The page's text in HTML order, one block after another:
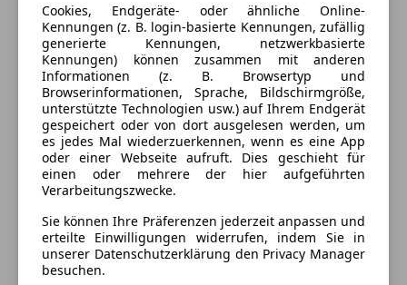
Einparkhilfe Sensoren hinten
Einparkhilfe Sensoren vorne
Elektrische Fensterheber
Elektrische Seitenspiegel
Elektrische Sitze
Klimaautomatik
Lederausstattung
Massagesitze
Multifunktionslenkrad
Sitzbelüftung
Sitzheizung
Standheizung
Farbe und Innenausstattung
Außenfarbe
Grau
Farbe laut Hersteller
Bmw individual
dravitgrau
Lackierung
Metallic
Farbe der
Innenausstattung
Schwarz
Innenausstattung Vollleder
Cookies, Endgeräte- oder ähnliche Online-
Kennungen (z. B. login-basierte Kennungen, zufällig
generierte Kennungen, netzwerkbasierte
Kennungen) können zusammen mit anderen
Informationen (z. B. Browsertyp und
Browserinformationen, Sprache, Bildschirmgröße,
unterstützte Technologien usw.) auf Ihrem Endgerät
gespeichert oder von dort ausgelesen werden, um
es jedes Mal wiederzuerkennen, wenn es eine App
oder einer Webseite aufruft. Dies geschieht für
einen oder mehrere der hier aufgeführten
Verarbeitungszwecke.
Sie können Ihre Präferenzen jederzeit anpassen und
erteilte Einwilligungen widerrufen, indem Sie in
unserer Datenschutzerklärung den Privacy Manager
besuchen.